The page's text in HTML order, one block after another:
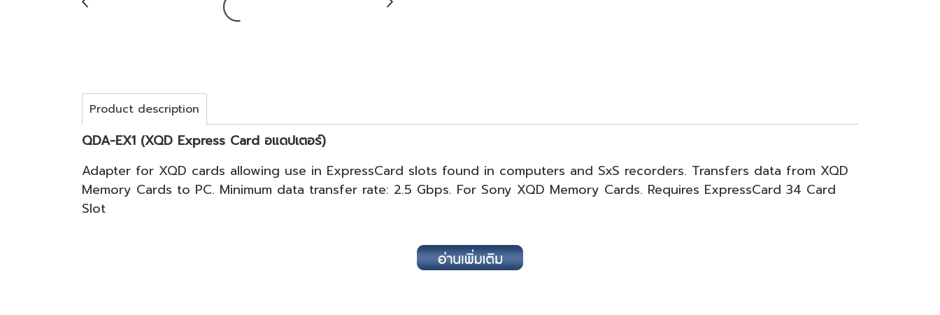
Product description
QDA-EX1 (XQD Express Card อแดปเตอร์)
Adapter for XQD cards allowing use in ExpressCard slots found in computers and SxS recorders. Transfers data from XQD
Memory Cards to PC. Minimum data transfer rate: 2.5 Gbps. For Sony XQD Memory Cards. Requires ExpressCard 34 Card
Slot